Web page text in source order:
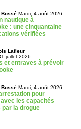
BosséMardi, 4 août 2026
nautique à
: une cinquantaine
vérifiées
Lafleur
juillet 2026
et entraves à prévoir
BosséMardi, 4 août 2026
pour
les capacités
la drogue